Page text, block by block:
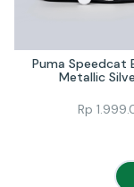
Puma Speedcat
Metallic
Rp